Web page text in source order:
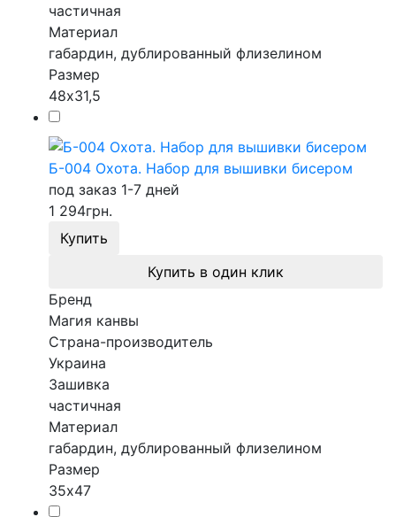
частичная
Материал
габардин, дублированный флизелином
Размер
48х31,5
Б-004 Охота. Набор для вышивки бисером
под заказ 1-7 дней
1 294грн.
Купить
Купить в один клик
Бренд
Магия канвы
Страна-производитель
Украина
Зашивка
частичная
Материал
габардин, дублированный флизелином
Размер
35х47